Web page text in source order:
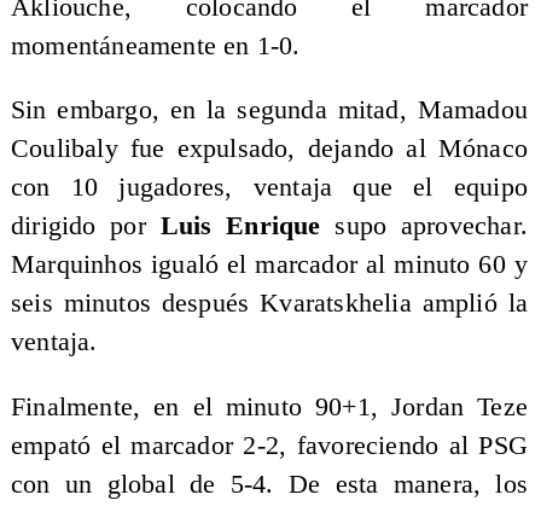
Akliouche, colocando el marcador
momentáneamente en 1-0.
Sin embargo, en la segunda mitad, Mamadou
Coulibaly fue expulsado, dejando al Mónaco
con 10 jugadores, ventaja que el equipo
dirigido por Luis Enrique supo aprovechar.
Marquinhos igualó el marcador al minuto 60 y
seis minutos después Kvaratskhelia amplió la
ventaja.
Finalmente, en el minuto 90+1, Jordan Teze
empató el marcador 2-2, favoreciendo al PSG
con un global de 5-4. De esta manera, los